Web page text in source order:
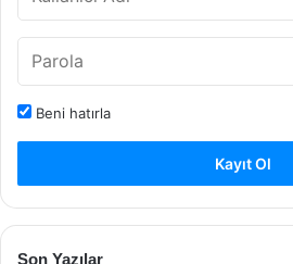
Beni hatırla
Kayıt Ol
Son Yazılar